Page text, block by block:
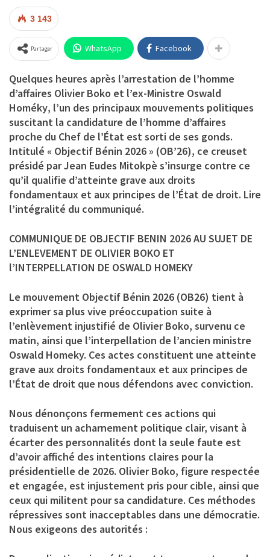
3 143
Partager WhatsApp Facebook
Quelques heures après l’arrestation de l’homme
d’affaires Olivier Boko et l’ex-Ministre Oswald
Homéky, l’un des principaux mouvements politiques
suscitant la candidature de l’homme d’affaires
proche du Chef de l’État est sorti de ses gonds.
Intitulé « Objectif Bénin 2026 » (OB’26), ce creuset
présidé parJean Eudes Mitokpè s’insurge contre ce
qu’il qualifie d’atteinte grave aux droits
fondamentaux et aux principes de l’État de droit. Lire
l’intégralité du communiqué.
COMMUNIQUE DE OBJECTIF BENIN 2026 AU SUJET DE
L’ENLEVEMENT DE OLIVIER BOKO ET
l’INTERPELLATION DE OSWALD HOMEKY
Le mouvement Objectif Bénin 2026 (OB26) tient à
exprimer sa plus vive préoccupation suite à
l’enlèvement injustifié de Olivier Boko, survenu ce
matin, ainsi que l’interpellation de l’ancien ministre
Oswald Homeky. Ces actes constituent une atteinte
grave aux droits fondamentaux et aux principes de
l’État de droit que nous défendons avec conviction.
Nous dénonçons fermement ces actions qui
traduisent un acharnement politique clair, visant à
écarter des personnalités dont la seule faute est
d’avoir affiché des intentions claires pour la
présidentielle de 2026. Olivier Boko, figure respectée
et engagée, est injustement pris pour cible, ainsi que
ceux qui militent pour sa candidature. Ces méthodes
répressives sont inacceptables dans une démocratie.
Nous exigeons des autorités :